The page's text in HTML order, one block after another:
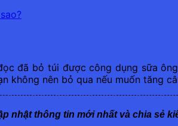
đã bỏ túi được công dụng sữa
không nên bỏ qua nếu muốn tăng
nhật thông tin mới nhất và chia sẻ